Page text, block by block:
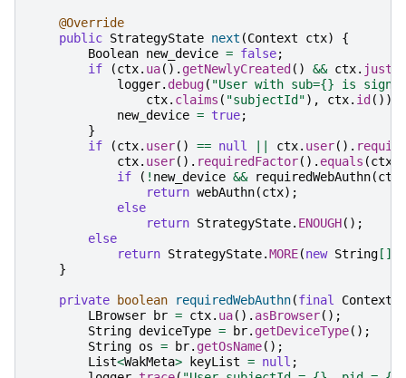
@Override
public StrategyState next (Context ctx)
{
Boolean new_device = false;
if
(ctx. ua(). getNewlyCreated() && ctx.
logger. debug( "User with sub={} is
ctx. claims ( "subjectId"), ctx. id());
new_device = true;
}
if
(ctx. user() == null || ctx. user().
ctx. user(). requiredFactor(). equals (ctx
if
( ! new_device && requiredWebAuthn(ctx
return webAuthn(ctx);
else
return StrategyState. ENOUGH();
else
return StrategyState.MORE(new String[]
}
private boolean requiredWebAuthn(final Context
LBrowser br = ctx. ua(). asBrowser();
String deviceType = br. getDeviceType();
String os = br. getOsName();
List<WakMeta> keyList = null ;